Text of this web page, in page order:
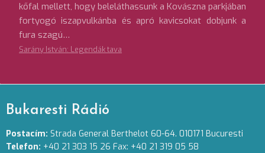
kőfal mellett, hogy beleláthassunk a Kovászna parkjában
fortyogó iszapvulkánba és apró kavicsokat dobjunk a
fura szagú…
Sarány István: Legendák tava
Bukaresti Rádió
Postacím: Strada General Berthelot 60-64. 010171 Bucuresti
Telefon: +40 21 303 15 26 Fax: +40 21 319 05 58